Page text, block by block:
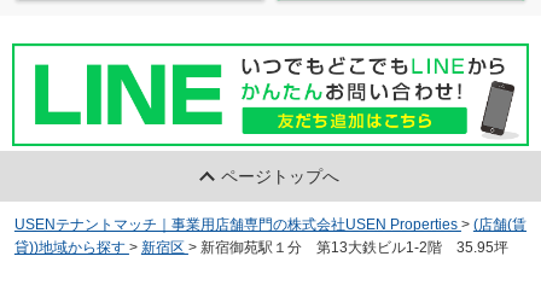
ページトップへ
USENテナントマッチ｜事業用店舗専門の株式会社USEN Properties > (店舗(賃
貸))地域から探す > 新宿区 > 新宿御苑駅１分 第13大鉄ビル1-2階 35.95坪